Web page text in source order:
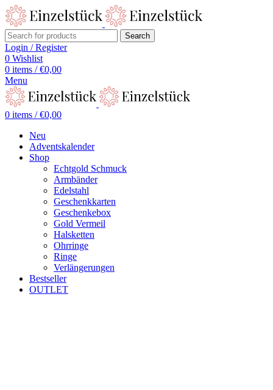
Search
Login / Register
0 Wishlist
0 items / €0,00
Menu
0 items / €0,00
Neu
Adventskalender
Shop
Echtgold Schmuck
Armbänder
Edelstahl
Geschenkkarten
Geschenkebox
Gold Vermeil
Halsketten
Ohrringe
Ringe
Verlängerungen
Bestseller
OUTLET